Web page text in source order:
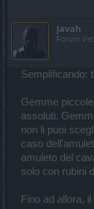
Javah
Forum
Semplificando:
Gemme
assoluti.
non li puoi
caso
amuleto del
solo con rubini
Fino ad allora,